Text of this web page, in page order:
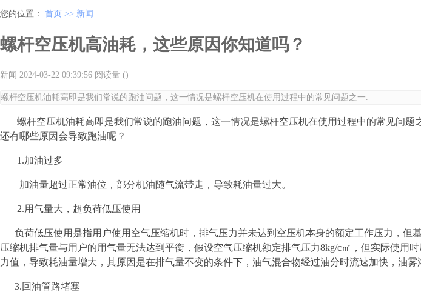
您的位置： 首页 >> 新闻
螺杆空压机高油耗，这些原因你知道吗？
新闻 2024-03-22 09:39:56 阅读量 ()
螺杆空压机油耗高即是我们常说的跑油问题，这一情况是螺杆空压机在使用过程中的常见问题之一.
螺杆空压机油耗高即是我们常说的跑油问题，这一情况是螺杆空压机在使用过程中的常见问题
还有哪些原因会导致跑油呢？
1.加油过多
加油量超过正常油位，部分机油随气流带走，导致耗油量过大。
2.用气量大，超负荷低压使用
负荷低压使用是指用户使用空气压缩机时，排气压力并未达到空压机本身的额定工作压力，但
压缩机排气量与用户的用气量无法达到平衡，假设空气压缩机额定排气压力8kg/c㎡，但实际使用
力值，导致耗油量增大，其原因是在排气量不变的条件下，油气混合物经过油分时流速加快，油雾
3.回油管路堵塞